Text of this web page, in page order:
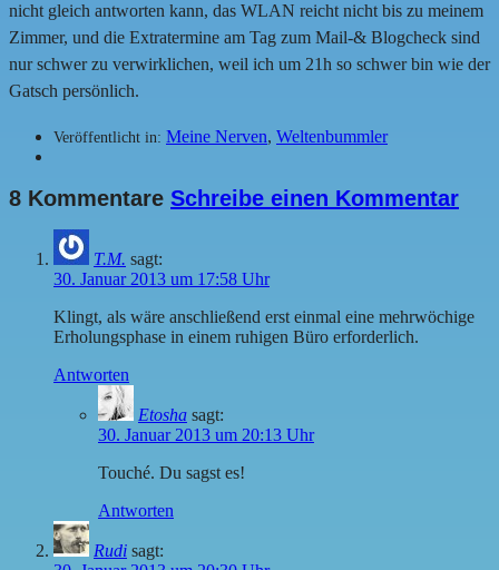
nicht gleich antworten kann, das WLAN reicht nicht bis zu meinem
Zimmer, und die Extratermine am Tag zum Mail-& Blogcheck sind
nur schwer zu verwirklichen, weil ich um 21h so schwer bin wie der
Gatsch persönlich.
Veröffentlicht in: Meine Nerven, Weltenbummler
8 Kommentare Schreibe einen Kommentar
T.M. sagt:
30. Januar 2013 um 17:58 Uhr
Klingt, als wäre anschließend erst einmal eine mehrwöchige
Erholungsphase in einem ruhigen Büro erforderlich.
Antworten
Etosha sagt:
30. Januar 2013 um 20:13 Uhr
Touché. Du sagst es!
Antworten
Rudi sagt: